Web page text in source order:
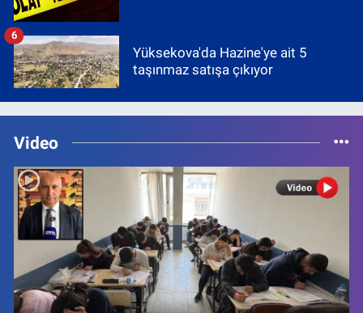
Yüksekova'da Hazine'ye ait 5
taşınmaz satışa çıkıyor
6
Video